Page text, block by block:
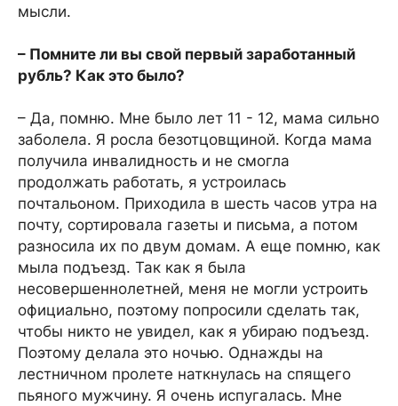
мысли.
– Помните ли вы свой первый заработанный
рубль? Как это было?
– Да, помню. Мне было лет 11 - 12, мама сильно
заболела. Я росла безотцовщиной. Когда мама
получила инвалидность и не смогла
продолжать работать, я устроилась
почтальоном. Приходила в шесть часов утра на
почту, сортировала газеты и письма, а потом
разносила их по двум домам. А еще помню, как
мыла подъезд. Так как я была
несовершеннолетней, меня не могли устроить
официально, поэтому попросили сделать так,
чтобы никто не увидел, как я убираю подъезд.
Поэтому делала это ночью. Однажды на
лестничном пролете наткнулась на спящего
пьяного мужчину. Я очень испугалась. Мне